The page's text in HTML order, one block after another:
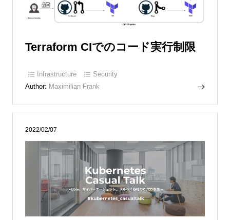
Terraform CIでのコード実行制限
Infrastructure
Security
Author: Maximilian Frank
2022/02/07